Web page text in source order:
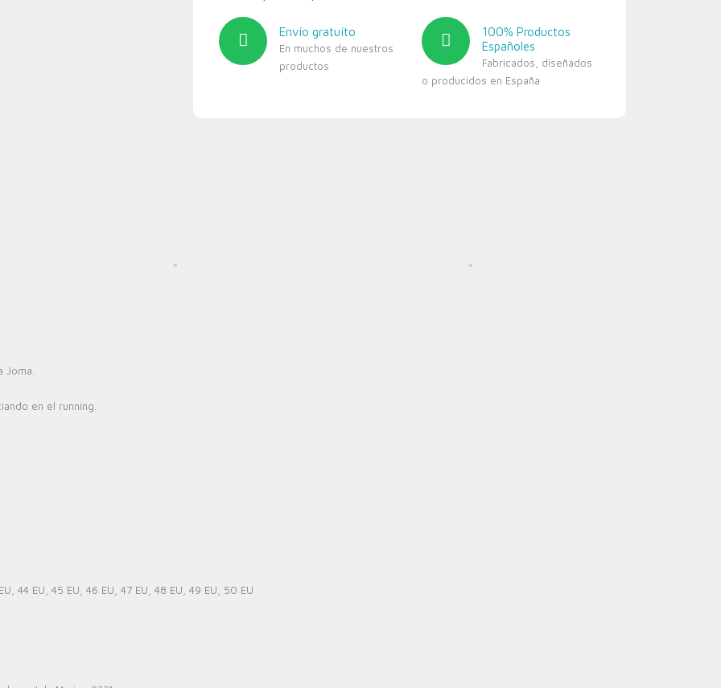
Envío gratuíto
En muchos de nuestros
productos
100% Productos
Españoles
Fabricados, diseñados
o producidos en España
en el running.
44 EU 45 EU 46 EU 47 EU 48 EU 49 EU 50 EU